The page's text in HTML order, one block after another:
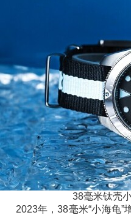
38毫米钛壳
2023年，38毫米“小海龟”